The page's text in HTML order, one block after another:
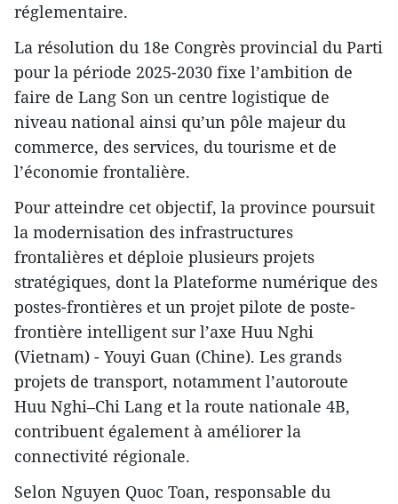
réglementaire.
La résolution du 18e Congrès provincial du Parti
pour la période 2025-2030 fixe l’ambition de
faire de Lang Son un centre logistique de
niveau national ainsi qu’un pôle majeur du
commerce, des services, du tourisme et de
l’économie frontalière.
Pour atteindre cet objectif, la province poursuit
la modernisation des infrastructures
frontalières et déploie plusieurs projets
stratégiques, dont la Plateforme numérique des
postes-frontières et un projet pilote de poste-
frontière intelligent sur l’axe Huu Nghi
(Vietnam) - Youyi Guan (Chine). Les grands
projets de transport, notamment l’autoroute
Huu Nghi–Chi Lang et la route nationale 4B,
contribuent également à améliorer la
connectivité régionale.
Selon Nguyen Quoc Toan, responsable du